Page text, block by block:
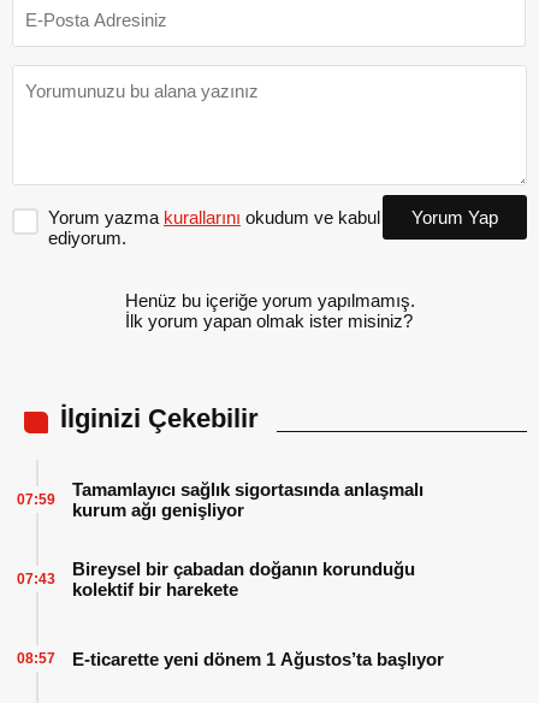
Yorum yazma kurallarını okudum ve kabul
ediyorum.
Yorum Yap
Henüz bu içeriğe yorum yapılmamış.
İlk yorum yapan olmak ister misiniz?
İlginizi Çekebilir
Tamamlayıcı sağlık sigortasında anlaşmalı
kurum ağı genişliyor
07:59
Bireysel bir çabadan doğanın korunduğu
kolektif bir harekete
07:43
E-ticarette yeni dönem 1 Ağustos’ta başlıyor
08:57